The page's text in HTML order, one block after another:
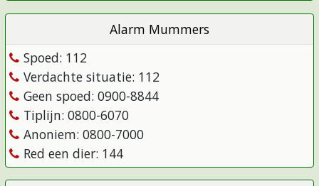
Alarm Mummers
Spoed: 112
Verdachte situatie: 112
Geen spoed: 0900-8844
Tiplijn: 0800-6070
Anoniem: 0800-7000
Red een dier: 144